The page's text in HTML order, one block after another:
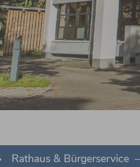
Rathaus & Bürgerservice